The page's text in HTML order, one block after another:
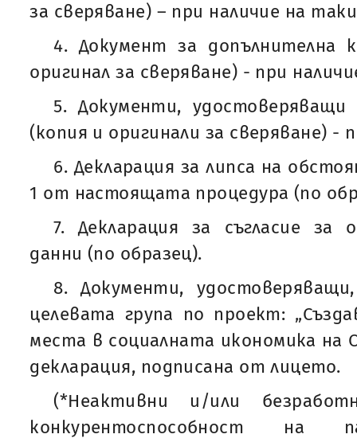
за сверяване) – при наличие на
4. Документ за допълнителна
оригинал за сверяване) - при
5. Документи,
(копия и оригинали за сверяване) -
6. Декларация за липса на
1 от настоящата процедура (по
7. Декларация за съгласие за
данни (по образец).
8. Документи,
целевата група по проект:
места в социалната икономика на
декларация, подписана от лицето.
(*Неактивни и/или
конкурентоспособност